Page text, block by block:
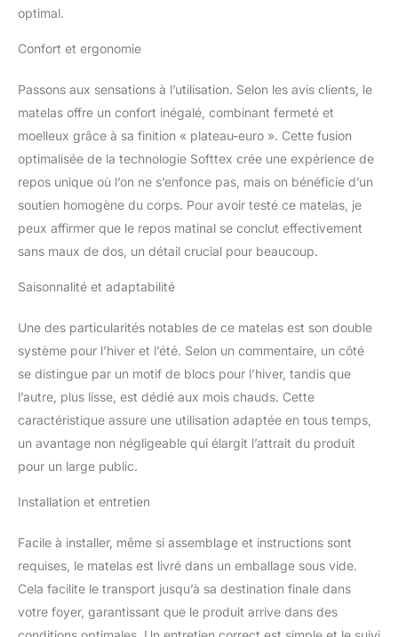
optimal.
Confort et ergonomie
Passons aux sensations à l’utilisation. Selon les avis clients, le
matelas offre un confort inégalé, combinant fermeté et
moelleux grâce à sa finition « plateau-euro ». Cette fusion
optimalisée de la technologie Softtex crée une expérience de
repos unique où l’on ne s’enfonce pas, mais on bénéficie d’un
soutien homogène du corps. Pour avoir testé ce matelas, je
peux affirmer que le repos matinal se conclut effectivement
sans maux de dos, un détail crucial pour beaucoup.
Saisonnalité et adaptabilité
Une des particularités notables de ce matelas est son double
système pour l’hiver et l’été. Selon un commentaire, un côté
se distingue par un motif de blocs pour l’hiver, tandis que
l’autre, plus lisse, est dédié aux mois chauds. Cette
caractéristique assure une utilisation adaptée en tous temps,
un avantage non négligeable qui élargit l’attrait du produit
pour un large public.
Installation et entretien
Facile à installer, même si assemblage et instructions sont
requises, le matelas est livré dans un emballage sous vide.
Cela facilite le transport jusqu’à sa destination finale dans
votre foyer, garantissant que le produit arrive dans des